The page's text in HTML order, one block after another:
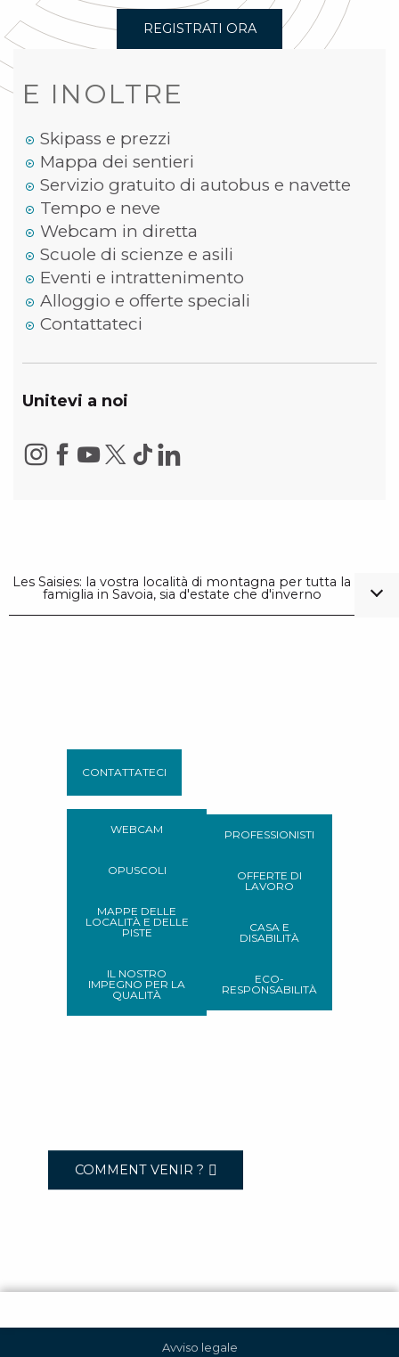
REGISTRATI ORA
E INOLTRE
Skipass e prezzi
Mappa dei sentieri
Servizio gratuito di autobus e navette
Tempo e neve
Webcam in diretta
Scuole di scienze e asili
Eventi e intrattenimento
Alloggio e offerte speciali
Contattateci
Unitevi a noi
Les Saisies: la vostra località di montagna per tutta la
famiglia in Savoia, sia d'estate che d'inverno
CONTATTATECI
WEBCAM
OPUSCOLI
MAPPE DELLE
LOCALITÀ E DELLE
PISTE
IL NOSTRO
IMPEGNO PER LA
QUALITÀ
PROFESSIONISTI
OFFERTE DI
LAVORO
CASA E
DISABILITÀ
ECO-
RESPONSABILITÀ
COMMENT VENIR ?
Avviso legale